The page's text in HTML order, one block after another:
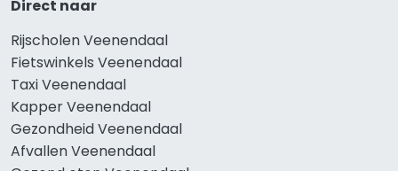
Direct naar
Rijscholen Veenendaal
Fietswinkels Veenendaal
Taxi Veenendaal
Kapper Veenendaal
Gezondheid Veenendaal
Afvallen Veenendaal